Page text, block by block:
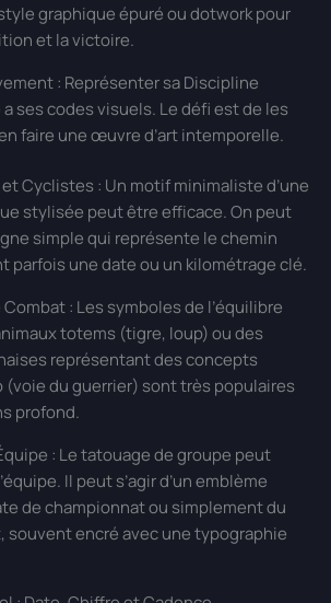
graphique épuré ou dotwork pour
et la victoire.
: Représenter sa Discipline
ses codes visuels. Le défi est de les
faire une œuvre d’art intemporelle.
Cyclistes : Un motif minimaliste d’une
stylisée peut être efficace. On peut
simple qui représente le chemin
parfois une date ou un kilométrage clé.
: Les symboles de l’équilibre
totems (tigre, loup) ou des
représentant des concepts
(voie du guerrier) sont très populaires
profond.
: Le tatouage de groupe peut
Il peut s’agir d’un emblème
de championnat ou simplement du
souvent encré avec une typographie